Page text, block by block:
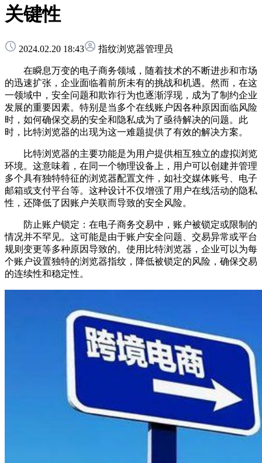
关键性
2024.02.20 18:43 指纹浏览器管理员
在瞬息万变的电子商务领域，随着技术的不断进步和市场
的迅速扩张，企业面临着前所未有的挑战和机遇。然而，在这
一领域中，安全问题和欺诈行为也逐渐浮现，成为了制约企业
发展的重要因素。特别是当多个在线账户因各种原因面临风险
时，如何确保交易的安全和隐私成为了亟待解决的问题。此
时，比特浏览器的出现为这一难题提供了有效的解决方案。
比特浏览器的主要功能是为用户提供相互独立的虚拟浏览
环境。这意味着，在同一个物理设备上，用户可以创建并管理
多个具有独特特征的浏览器配置文件，如社交媒体账号、电子
邮箱或支付平台等。这种设计不仅增强了用户在线活动的隐私
性，还降低了因账户关联而导致的安全风险。
防止账户锁定：在电子商务交易中，账户被锁定或限制的
情况并不罕见。这可能是由于账户安全问题、交易异常或平台
规则变更等多种原因导致的。使用比特浏览器，企业可以为每
个账户设置独特的浏览器指纹，降低被锁定的风险，确保交易
的连续性和稳定性。